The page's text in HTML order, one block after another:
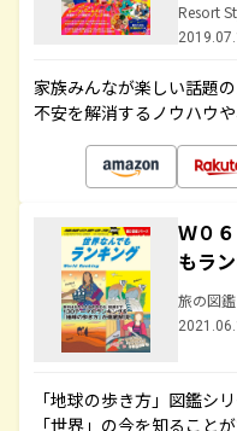
Resort
家族みんなが楽しい話題
不安を解消するノウハウ
Ｗ０
もラ
旅の図鑑
「地球の歩き方」図鑑シ
「世界」の今を知ること